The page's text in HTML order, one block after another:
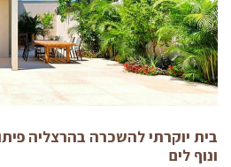
ונוף לים